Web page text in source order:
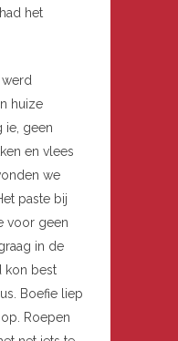
het
werd
huize
ie, geen
en vlees
we
paste bij
voor geen
in de
kon best
Boefie liep
Roepen